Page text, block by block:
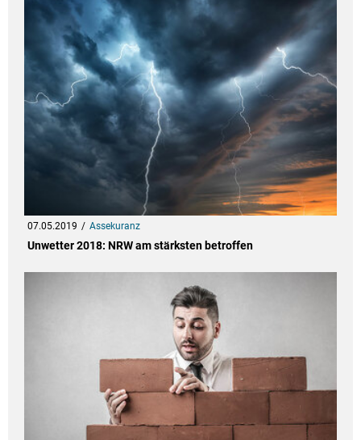
07.05.2019 Assekuranz
Unwetter 2018: NRW am stärksten betroffen